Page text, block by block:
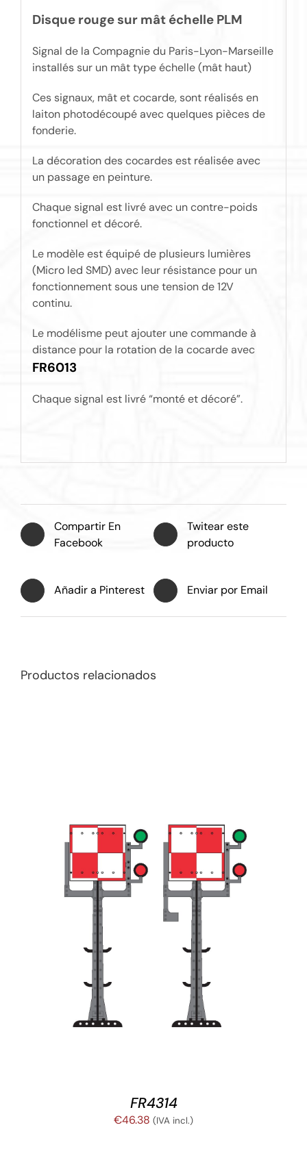
Disque rouge sur mât échelle PLM
Signal de la Compagnie du Paris-Lyon-Marseille
installés sur un mât type échelle (mât haut)
Ces signaux, mât et cocarde, sont réalisés en
laiton photodécoupé avec quelques pièces de
fonderie.
La décoration des cocardes est réalisée avec
un passage en peinture.
Chaque signal est livré avec un contre-poids
fonctionnel et décoré.
Le modèle est équipé de plusieurs lumières
(Micro led SMD) avec leur résistance pour un
fonctionnement sous une tension de 12V
continu.
Le modélisme peut ajouter une commande à
distance pour la rotation de la cocarde avec
FR6013
Chaque signal est livré “monté et décoré”.
Compartir En
Facebook
Twitear este
producto
Añadir a Pinterest Enviar por Email
Productos relacionados
AÑADIR AL CARRITO / DETALLES
FR4314
€46.38 (IVA incl.)